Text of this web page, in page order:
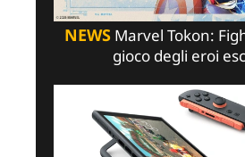
NEWS Marvel Tokon:
gioco degli eroi